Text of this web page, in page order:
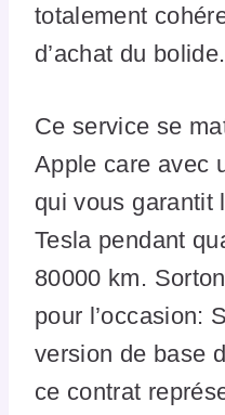
totalement
d’achat du bolide.
Ce service se
Apple care avec
qui vous garantit
Tesla pendant
80000 km.
pour l’occasion:
version de base
ce contrat